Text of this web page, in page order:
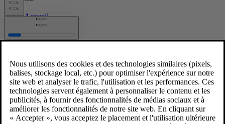
Accueil
Volvo EX90 Sand Dune
Interior